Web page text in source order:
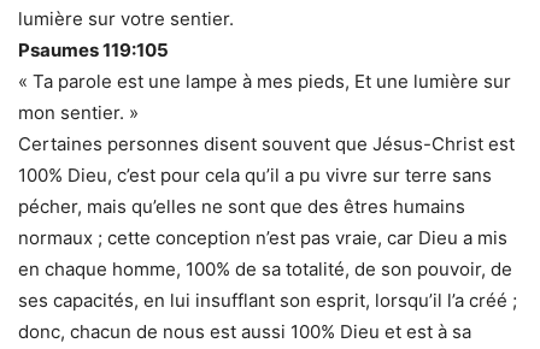
lumière sur votre sentier.
Psaumes 119:105
« Ta parole est une lampe à mes pieds, Et une lumière sur
mon sentier. »
Certaines personnes disent souvent que Jésus-Christ est
100% Dieu, c’est pour cela qu’il a pu vivre sur terre sans
pécher, mais qu’elles ne sont que des êtres humains
normaux ; cette conception n’est pas vraie, car Dieu a mis
en chaque homme, 100% de sa totalité, de son pouvoir, de
ses capacités, en lui insufflant son esprit, lorsqu’il l’a créé ;
donc, chacun de nous est aussi 100% Dieu et est à sa